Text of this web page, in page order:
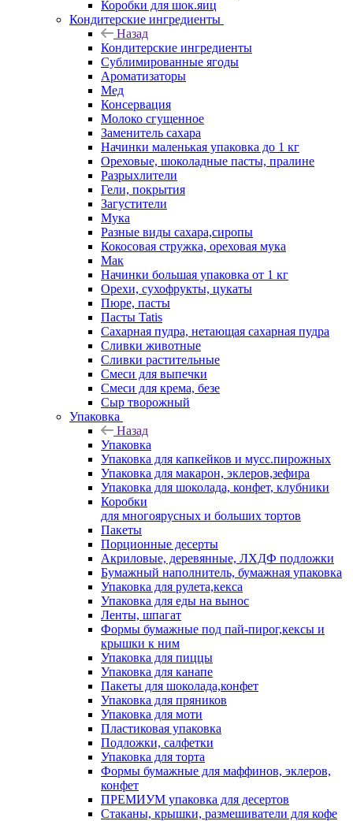
Коробки для шок.яиц
Кондитерские ингредиенты
Назад
Кондитерские ингредиенты
Сублимированные ягоды
Ароматизаторы
Мед
Консервация
Молоко сгущенное
Заменитель сахара
Начинки маленькая упаковка до 1 кг
Ореховые, шоколадные пасты, пралине
Разрыхлители
Гели, покрытия
Загустители
Мука
Разные виды сахара,сиропы
Кокосовая стружка, ореховая мука
Мак
Начинки большая упаковка от 1 кг
Орехи, сухофрукты, цукаты
Пюре, пасты
Пасты Tatis
Сахарная пудра, нетающая сахарная пудра
Сливки животные
Сливки растительные
Смеси для выпечки
Смеси для крема, безе
Сыр творожный
Упаковка
Назад
Упаковка
Упаковка для капкейков и мусс.пирожных
Упаковка для макарон, эклеров,зефира
Упаковка для шоколада, конфет, клубники
Коробки
для многоярусных и больших тортов
Пакеты
Порционные десерты
Акриловые, деревянные, ЛХДФ подложки
Бумажный наполнитель, бумажная упаковка
Упаковка для рулета,кекса
Упаковка для еды на вынос
Ленты, шпагат
Формы бумажные под пай-пирог,кексы и
крышки к ним
Упаковка для пиццы
Упаковка для канапе
Пакеты для шоколада,конфет
Упаковка для пряников
Упаковка для моти
Пластиковая упаковка
Подложки, салфетки
Упаковка для торта
Формы бумажные для маффинов, эклеров,
конфет
ПРЕМИУМ упаковка для десертов
Стаканы, крышки, размешиватели для кофе